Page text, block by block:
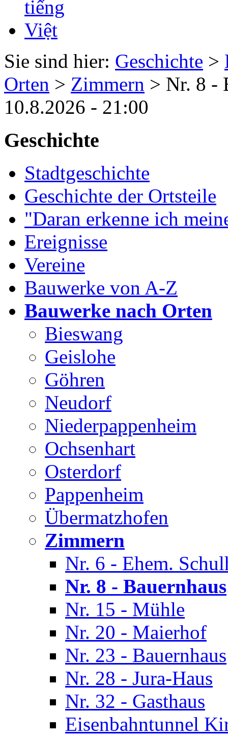
Sie sind hier: Geschichte >
Orten > Zimmern > Nr. 8 -
10.8.2026 - 21:00
Geschichte
Stadtgeschichte
Geschichte der Ortsteile
"Daran erkenne ich
Ereignisse
Vereine
Bauwerke von A-Z
Bauwerke nach Orten
Bieswang
Geislohe
Göhren
Neudorf
Niederpappenheim
Ochsenhart
Osterdorf
Pappenheim
Übermatzhofen
Zimmern
Nr. 6 - Ehem.
Nr. 8 - Bauernhaus
Nr. 15 - Mühle
Nr. 20 - Maierhof
Nr. 23 - Bauernhaus
Nr. 28 - Jura-Haus
Nr. 32 - Gasthaus
Eisenbahntunnel